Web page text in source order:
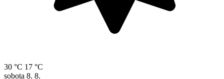
30 °C 17 °C
sobota 8. 8.